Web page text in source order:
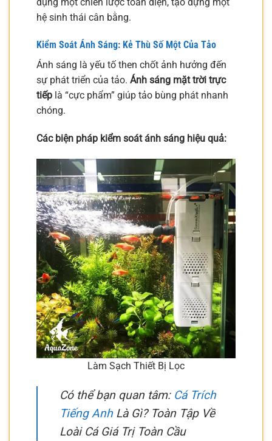
hệ sinh thái cân bằng.
Kiểm Soát Ánh Sáng: Kẻ Thù Số Một Của Tảo
Ánh sáng là yếu tố then chốt ảnh hưởng đến
sự phát triển của tảo. Ánh sáng mặt trời trực
tiếp là “cực phẩm” giúp tảo bùng phát nhanh
chóng.
Các biện pháp kiểm soát ánh sáng hiệu quả:
Làm Sạch Thiết Bị Lọc
Có thể bạn quan tâm: Cá Trích
Tiếng AnhLà Gì? Toàn Tập Về
Loài Cá Giá Trị Toàn Cầu